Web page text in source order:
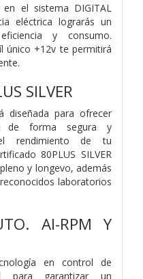
el sistema DIGITAL
eléctrica lograrás un
y consumo.
único +12v te permitirá
SILVER
diseñada para ofrecer
de forma segura y
el rendimiento de tu
80PLUS SILVER
y longevo, además
laboratorios
AI-RPM Y
en control de
para garantizar un